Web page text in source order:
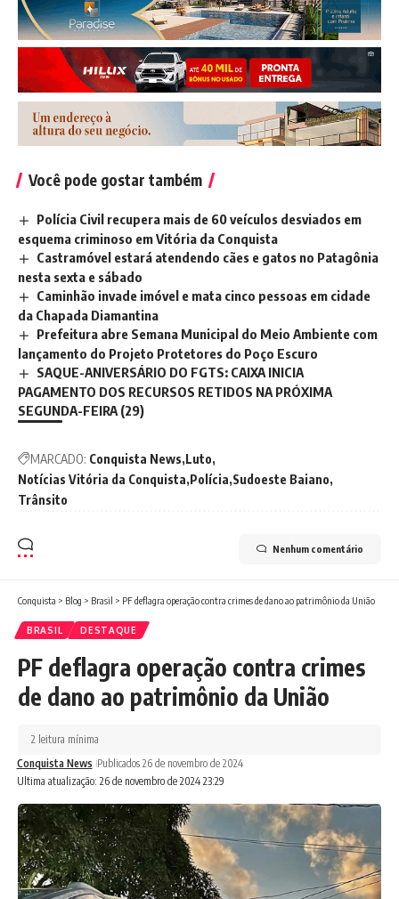
Você pode gostar também
Polícia Civil recupera mais de 60 veículos desviados em
esquema criminoso em Vitória da Conquista
Castramóvel estará atendendo cães e gatos no Patagônia
nesta sexta e sábado
Caminhão invade imóvel e mata cinco pessoas em cidade
da Chapada Diamantina
Prefeitura abre Semana Municipal do Meio Ambiente com
lançamento do Projeto Protetores do Poço Escuro
SAQUE-ANIVERSÁRIO DO FGTS: CAIXA INICIA
PAGAMENTO DOS RECURSOS RETIDOS NA PRÓXIMA
SEGUNDA-FEIRA (29)
MARCADO: Conquista News Luto
Notícias Vitória da Conquista Polícia Sudoeste Baiano
Trânsito
Nenhum comentário
Conquista > Blog > Brasil > PF deflagra operação contra crimes de dano ao patrimônio da União
BRASIL DESTAQUE
PF deflagra operação contra crimes
de dano ao patrimônio da União
Ultima atualização: 26 de novembro de 2024 23:29
Conquista News Publicados 26 de novembro de 2024
2 leitura mínima